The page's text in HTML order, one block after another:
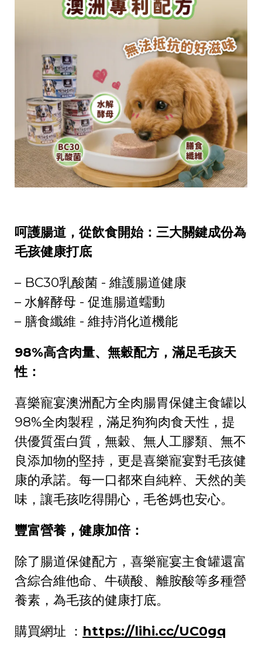
呵護腸道，從飲食開始：三大關鍵成份為
毛孩健康打底
– BC30乳酸菌 - 維護腸道健康
– 水解酵母 - 促進腸道蠕動
– 膳食纖維 - 維持消化道機能
98%高含肉量、無穀配方，滿足毛孩天
性：
喜樂寵宴澳洲配方全肉腸胃保健主食罐以
98%全肉製程，滿足狗狗肉食天性，提
供優質蛋白質，無穀、無人工膠類、無不
良添加物的堅持，更是喜樂寵宴對毛孩健
康的承諾。每一口都來自純粹、天然的美
味，讓毛孩吃得開心，毛爸媽也安心。
豐富營養，健康加倍：
除了腸道保健配方，喜樂寵宴主食罐還富
含綜合維他命、牛磺酸、離胺酸等多種營
養素，為毛孩的健康打底。
購買網址 ： https://lihi.cc/UC0gq